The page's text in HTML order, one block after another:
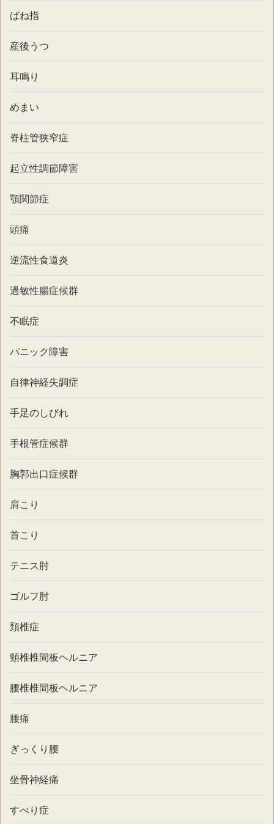
ばね指
産後うつ
耳鳴り
めまい
脊柱管狭窄症
起立性調節障害
顎関節症
頭痛
逆流性食道炎
過敏性腸症候群
不眠症
パニック障害
自律神経失調症
手足のしびれ
手根管症候群
胸郭出口症候群
肩こり
首こり
テニス肘
ゴルフ肘
頚椎症
頸椎椎間板ヘルニア
腰椎椎間板ヘルニア
腰痛
ぎっくり腰
坐骨神経痛
すべり症